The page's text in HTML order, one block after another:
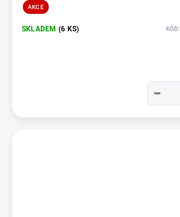
AKCE
SKLADEM (6 KS) KÓD:
−